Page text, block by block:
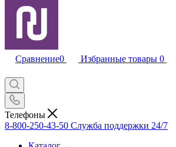
Сравнение0 Избранные товары 0
Телефоны
8-800-250-43-50 Служба поддержки 24/7